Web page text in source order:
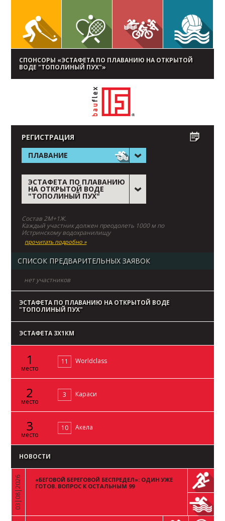
СПОНСОРЫ «ЭСТАФЕТА ПО ПЛАВАНИЮ НА ОТКРЫТОЙ
ВОДЕ "ТОПОЛИНЫЙ ПУХ"»
РЕГИСТРАЦИЯ
ПЛАВАНИЕ
ЭСТАФЕТА ПО ПЛАВАНИЮ
НА ОТКРЫТОЙ ВОДЕ
"ТОПОЛИНЫЙ ПУХ"
Состав 2М+1Ж.
Каждый участник должен преодолеть 1000 м по
Истринскому водохранилищу
прочитать подробно »
СПИСОК ПРЕДВАРИТЕЛЬНЫХ ЗАЯВОК
нет участников
ЭСТАФЕТА ПО ПЛАВАНИЮ НА ОТКРЫТОЙ ВОДЕ
"ТОПОЛИНЫЙ ПУХ"
ЭСТАФЕТА 3Х1КМ
1
место
11 Worldclass
2
место
3 Караси
3
место
10 Акела
НОВОСТИ
«
03|08|2026
«БЕГОВОЙ БЕРЕГОВОЙ БЕСПРЕДЕЛ»: ОДИН УЖЕ
ГОТОВ. ВОПРОС К ОСТАЛЬНЫМ 99